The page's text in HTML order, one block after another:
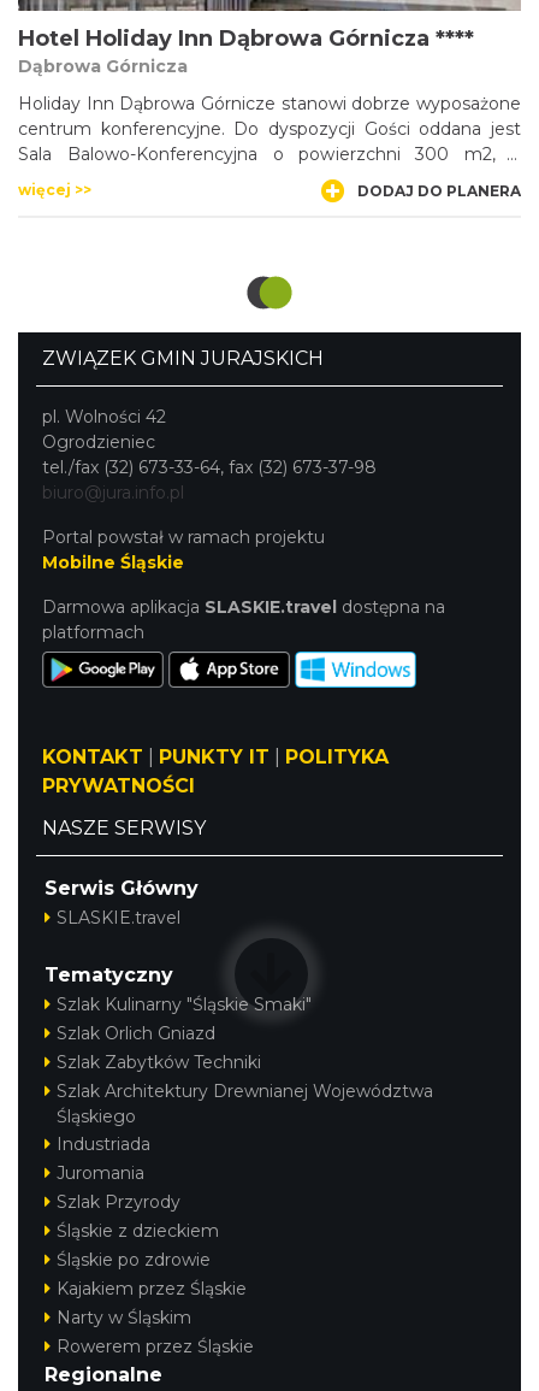
Hotel Holiday Inn Dąbrowa Górnicza ****
Dąbrowa Górnicza
Holiday Inn Dąbrowa Górnicze stanowi dobrze wyposażone
centrum konferencyjne. Do dyspozycji Gości oddana jest
Sala Balowo-Konferencyjna o powierzchni 300 m2, z
możliwością wjazdu samochodu do środka oraz 6
klimatyzowanych, nowocześnie wyposażonych sal
więcej >> DODAJ DO PLANERA
ZWIĄZEK GMIN JURAJSKICH
pl. Wolności 42
Ogrodzieniec
tel./fax (32) 673-33-64, fax (32) 673-37-98
biuro@jura.info.pl
Portal powstał w ramach projektu
Mobilne Śląskie
Darmowa aplikacja SLASKIE.travel dostępna na
platformach
KONTAKT PUNKTY IT
POLITYKA
PRYWATNOŚCI
NASZE SERWISY
Serwis Główny
SLASKIE.travel
Tematyczny
Szlak Kulinarny "Śląskie Smaki"
Szlak Orlich Gniazd
Szlak Zabytków Techniki
Szlak Architektury Drewnianej Województwa
Śląskiego
Industriada
Juromania
Szlak Przyrody
Śląskie z dzieckiem
Śląskie po zdrowie
Kajakiem przez Śląskie
Narty w Śląskim
Rowerem przez Śląskie
Regionalne